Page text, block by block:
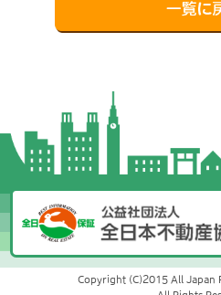
Copyright (C)2015 All Japan